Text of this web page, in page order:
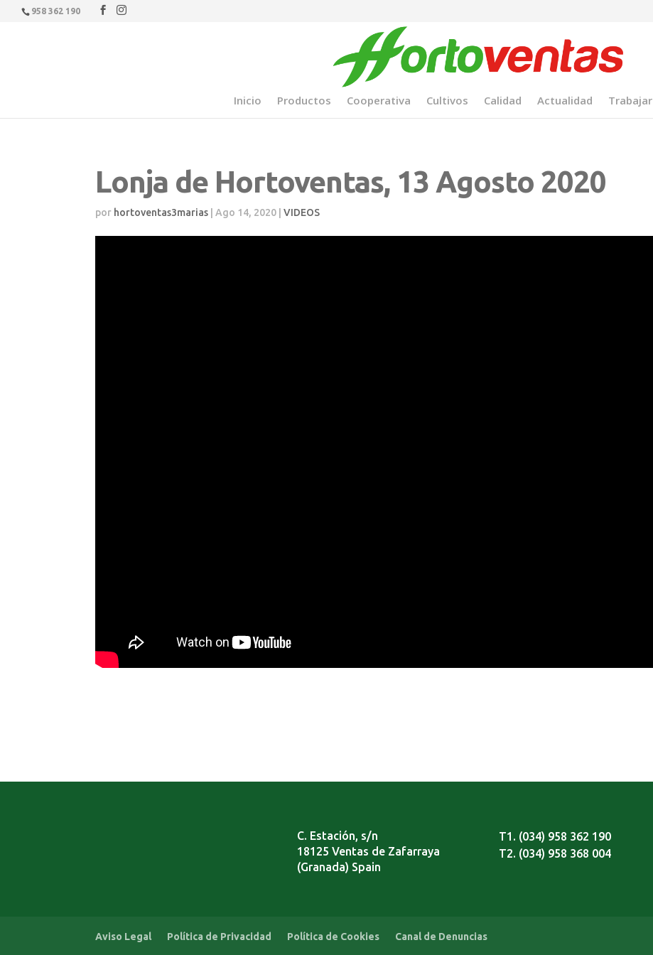
958 362 190
Inicio Productos Cooperativa Cultivos Calidad Actualidad Trabajar
Lonja de Hortoventas, 13 Agosto 2020
por hortoventas3marias |Ago 14, 2020 |VIDEOS
C. Estación, s/n
18125 Ventas de Zafarraya
(Granada) Spain
T1. (034) 958 362 190
T2. (034) 958 368 004
Aviso Legal Política de Privacidad Política de Cookies Canal de Denuncias